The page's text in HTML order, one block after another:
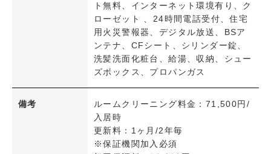
システムキッチン
対面式キッチン
ＩＨクッキングヒーター
ト無料、インターネット環境有り、ク
ローゼット 、24時間電話受付、住宅
用火災警報器、デジタル放送、BSア
ンテナ、CFシート、シリンダー錠、
洗髪洗面化粧台、給湯、収納、シュー
ズボックス、プロパンガス
備考
ルームクリーニング料金：71,500円/
入居時
更新料：1ヶ月/2年毎
※保証機関加入必須